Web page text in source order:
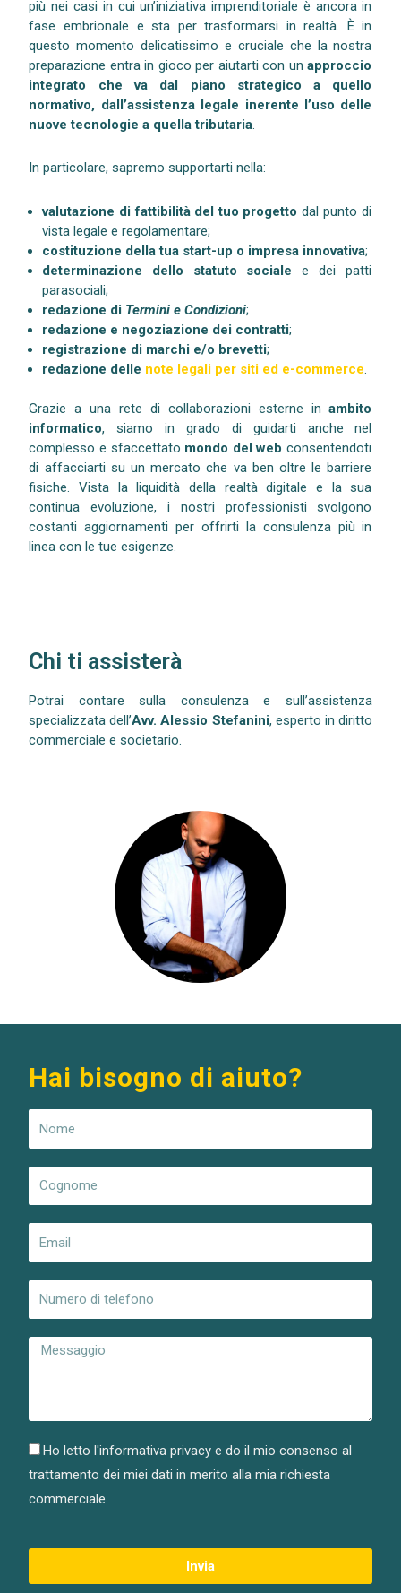
più nei casi in cui un’iniziativa imprenditoriale è ancora in
fase embrionale e sta per trasformarsi in realtà. È in
questo momento delicatissimo e cruciale che la nostra
preparazione entra in gioco per aiutarti con unapproccio
integrato che va dal piano strategico a quello
normativo, dall’assistenza legale inerente l’uso delle
nuove tecnologie a quella tributaria.
In particolare, sapremo supportarti nella:
valutazione di fattibilità del tuo progetto dal punto di
vista legale e regolamentare;
costituzione della tua start-up o impresa innovativa;
determinazione dello statuto sociale e dei patti
parasociali;
redazione di Termini e Condizioni;
redazione e negoziazione dei contratti;
registrazione di marchi e/o brevetti;
redazione delle note legali per siti ed e-commerce
Grazie a una rete di collaborazioni esterne inambito
informatico, siamo in grado di guidarti anche nel
complesso e sfaccettato mondo del web consentendoti
di affacciarti su un mercato che va ben oltre le barriere
fisiche. Vista la liquidità della realtà digitale e la sua
continua evoluzione, i nostri professionisti svolgono
costanti aggiornamenti per offrirti la consulenza più in
linea con le tue esigenze.
Chi ti assisterà
Potrai contare sulla consulenza e sull’assistenza
specializzata dell’Avv. Alessio Stefanini, esperto in diritto
commerciale e societario.
Hai bisogno di aiuto?
Ho letto l'informativa privacy e do il mio consenso al
trattamento dei miei dati in merito alla mia richiesta
commerciale.
Invia